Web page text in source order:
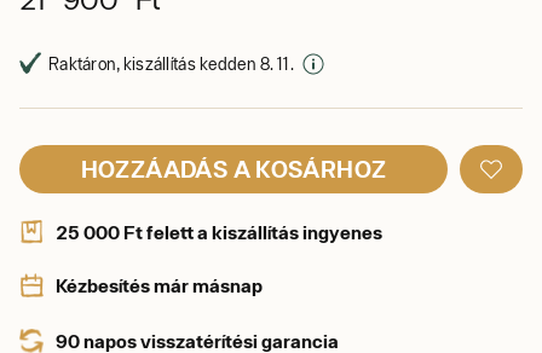
Raktáron, kiszállítás kedden 8. 11.
HOZZÁADÁS A KOSÁRHOZ
25 000 Ft felett a kiszállítás ingyenes
Kézbesítés már másnap
90 napos visszatérítési garancia